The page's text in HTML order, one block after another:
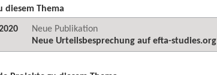
diesem Thema
Neue Publikation
Neue Urteilsbesprechung auf efta-studies.org